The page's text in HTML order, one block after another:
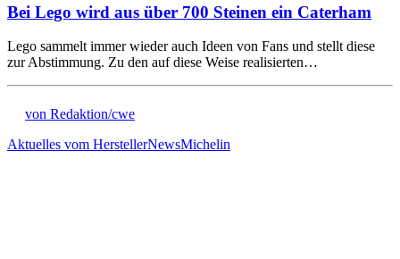
Bei Lego wird aus über 700 Steinen ein Caterham
Lego sammelt immer wieder auch Ideen von Fans und stellt diese
zur Abstimmung. Zu den auf diese Weise realisierten…
von Redaktion/cwe
Aktuelles vom HerstellerNewsMichelin